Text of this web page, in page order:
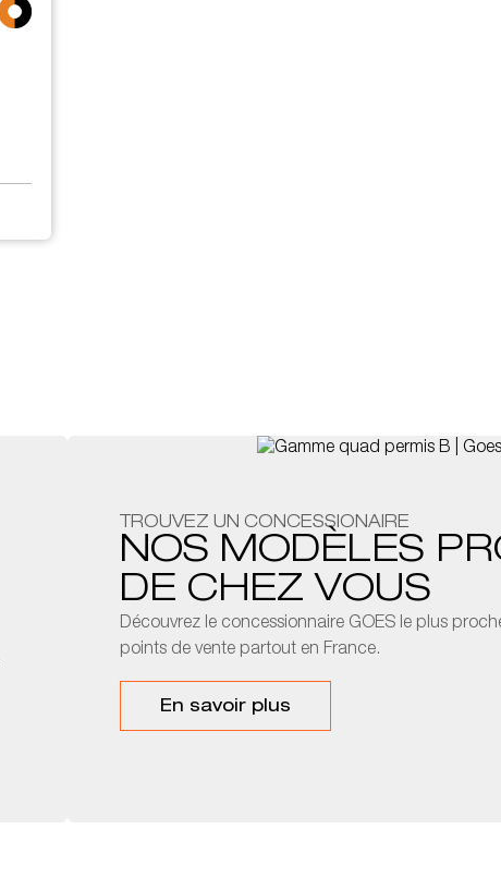
TROUVEZ UN CONCESSIONAIRE
NOS MODÈLES
DE CHEZ VOUS
Découvrez le concessionnaire GOES le plus
points de vente partout en France.
En savoir plus